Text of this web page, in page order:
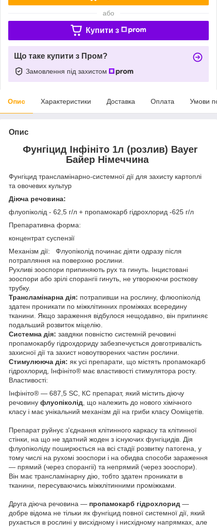
або
Купити з
Що таке купити з Пром?
Замовлення під захистом
Опис Характеристики Доставка Оплата Умови
Опис
Фунгіцид Інфініто 1л (розлив) Bayer
Байер Німеччина
Фунгіцид трансламінарно-системної дії для захисту картоплі
та овочевих культур
Діюча речовина:
флуопіколід - 62,5 г/л + пропамокарб гідрохлорид -625 г/л
Препаративна форма:
концентрат суспензії
Механізм дії: Флуопіколід починає діяти одразу після
потрапляння на поверхню рослини.
Рухливі зооспори припиняють рух та гинуть. Інцистовані
зооспори або зрілі спорангіі гинуть, не утворюючи росткову
трубку.
Трансламінарна дія: потрапивши на рослину, флюопіколід
здатен проникати по міжклітинних проміжках всередину
тканини. Якщо зараження відбулося нещодавно, він припиняє
подальший розвиток міцелію.
Системна дія: завдяки повністю системній речовині
пропамокарбу гідрохдориду забезпечується довготривалість
захисної дії та захист новоутворених частин рослини.
Стимулююча дія: як усі препарати, що містять пропамокарб
гідрохлорид, Інфініто® має властивості стимулятора росту.
Властивості:
Інфініто® — 687,5 SC, КС препарат, який містить діючу
речовину флуопіколід, що належить до нового хімічного
класу і має унікальний механізм дії на гриби класу Ооміцетів.
Препарат руйнує з'єднання клітинного каркасу та клітинної
стінки, на що не здатний жоден з існуючих фунгіцидів. Дія
флуопіколіду поширюється на всі стадії розвитку патогена, у
тому числі на рухомі зооспори і на обидва способи зараження
— прямий (через спорангіі) та непрямий (через зооспори).
Він має трансламінарну дію, тобто здатен проникати в
тканини, пересуваючись міжклітинними проміжками.
Друга діюча речовина — пропамокарб гідрохлорид —
добре відома не тільки як фунгіцид повної системної дії, який
рухається в рослині у висхідному і нисхідному напрямках, але